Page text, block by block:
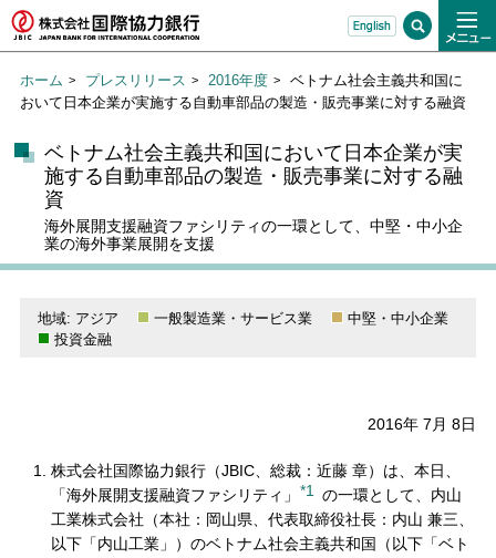
ホーム プレスリリース 2016年度
ベトナム社会主義共和国に
おいて日本企業が実施する自動車部品の製造・販売事業に対する融資
ベトナム社会主義共和国において日本企業が実
施する自動車部品の製造・販売事業に対する融
資
海外展開支援融資ファシリティの一環として、中堅・中小企
業の海外事業展開を支援
地域: アジア 一般製造業・サービス業
中堅・中小企業
投資金融
2016年 7月 8日
株式会社国際協力銀行（JBIC、総裁：近藤 章）は、本日、
「海外展開支援融資ファシリティ」 *1
の一環として、内山
工業株式会社（本社：岡山県、代表取締役社長：内山 兼三、
以下「内山工業」）のベトナム社会主義共和国（以下「ベト